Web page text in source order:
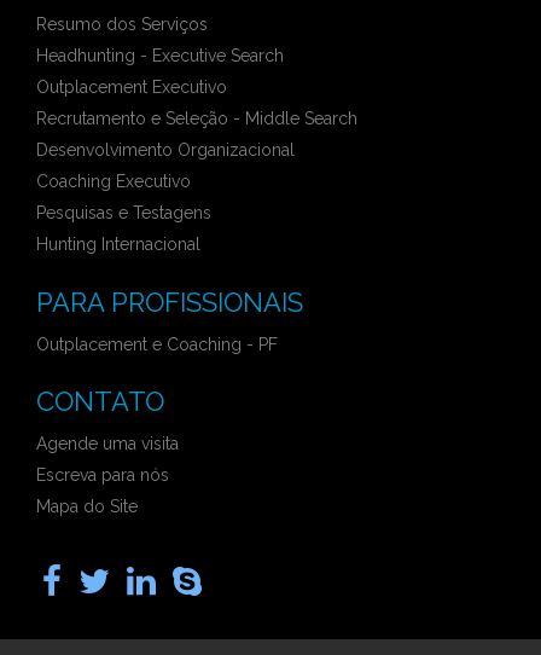
Resumo dos Serviços
Headhunting - Executive Search
Outplacement Executivo
Recrutamento e Seleção - Middle Search
Desenvolvimento Organizacional
Coaching Executivo
Pesquisas e Testagens
Hunting Internacional
PARA PROFISSIONAIS
Outplacement e Coaching - PF
CONTATO
Agende uma visita
Escreva para nós
Mapa do Site